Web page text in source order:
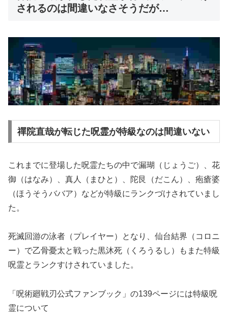
されるのは間違いなさそうだが…
禪院直哉が転じた呪霊が特級なのは間違いない
これまでに登場した呪霊たちの中で漏瑚（じょうご）、花
御（はなみ）、真人（まひと）、陀艮（だこん）、疱瘡婆
（ほうそうババア）などが特級にランクづけされていまし
た。
死滅回游の泳者（プレイヤー）となり、仙台結界（コロニ
ー）で乙骨憂太と戦った黒沐死（くろうるし）もまた特級
呪霊とランクすけされていました。
「呪術廻戦刃公式ファンブック」の139ページには特級呪
霊について